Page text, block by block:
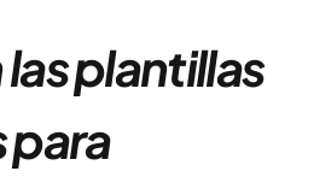
plantillas
para